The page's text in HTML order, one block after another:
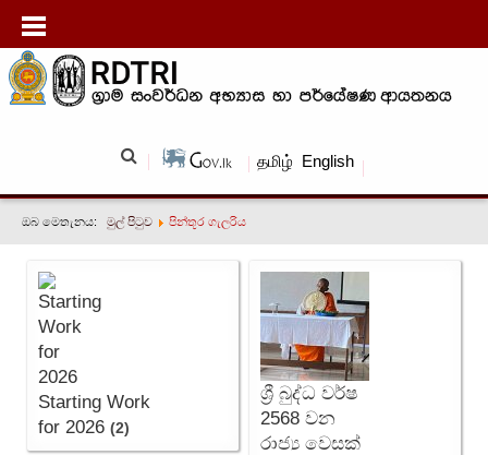
தமிழ் English
ඔබ මෙතැනය: මුල් පිටුව පින්තූර ගැලරිය
Starting Work
for 2026 (2)
ශ්‍රී බුද්ධ වර්ෂ
2568 වන
රාජ්‍ය වෙසක්